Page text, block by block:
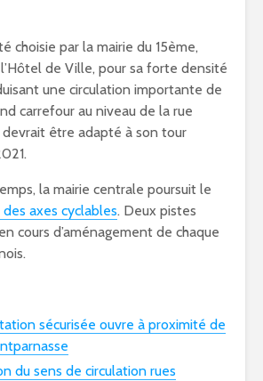
choisie par la mairie du 15ème,
l’Hôtel de Ville, pour sa forte densité
une circulation importante de
carrefour au niveau de la rue
être adapté à son tour
la mairie centrale poursuit le
axes cyclables. Deux pistes
cours d’aménagement de chaque
sécurisée ouvre à proximité de
du sens de circulation rues